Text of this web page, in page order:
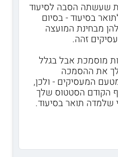
שעשתה הסבה לסיעוד
בסיעוד - בסיום
מבחינת המועצה
זהה.
מוסמכת אבל בגלל
את ההסמכה
המעסיקים - ולכן,
הקודם הסטטוס שלך
שלמדה תואר בסיעוד.